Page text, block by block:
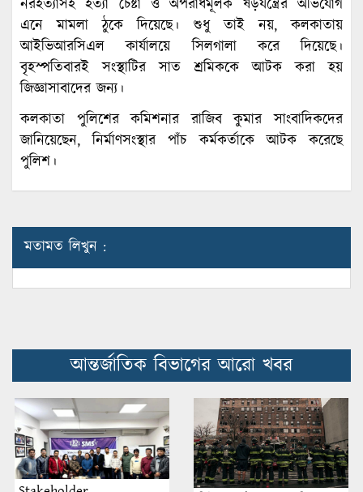
নরহত্যাসহ হত্যা চেষ্টা ও অপরাধমূলক ষড়যন্ত্রের অভিযোগ
এনে মামলা ঠুকে দিয়েছে। শুধু তাই নয়, কলকাতায়
আইভিআরসিএল কার্যালয়ে সিলগালা করে দিয়েছে।
বৃহস্পতিবারই সংস্থাটির সাত শ্রমিককে আটক করা হয়
জিজ্ঞাসাবাদের জন্য।
কলকাতা পুলিশের কমিশনার রাজিব কুমার সাংবাদিকদের
জানিয়েছেন, নির্মাণসংস্থার পাঁচ কর্মকর্তাকে আটক করেছে
পুলিশ।
মতামত লিখুন :
আন্তর্জাতিক বিভাগের আরো খবর